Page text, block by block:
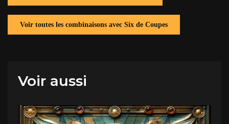
Voir toutes les combinaisons avec Six de Coupes
Voir aussi